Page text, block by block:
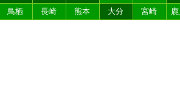
鳥栖 長崎 熊本 大分 宮崎